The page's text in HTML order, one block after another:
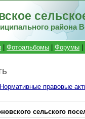
района
|Фотоальбомы |Форумы
Нормативные правовые
сельского